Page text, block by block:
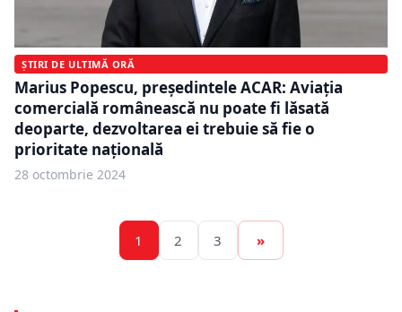
ȘTIRI DE ULTIMĂ ORĂ
Marius Popescu, președintele ACAR: Aviația
comercială românească nu poate fi lăsată
deoparte, dezvoltarea ei trebuie să fie o
prioritate națională
28 octombrie 2024
1 2 3 »